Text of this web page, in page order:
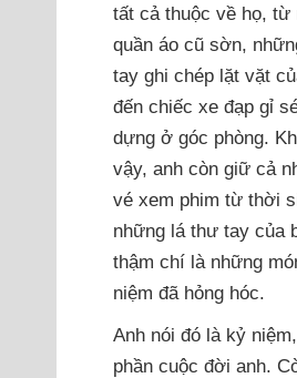
tất cả thuộc về họ, từ
quần áo cũ sờn,
tay ghi chép lặt vặt
đến chiếc xe đạp gỉ
dựng ở góc phòng.
vậy, anh còn giữ cả
vé xem phim từ thời
những lá thư tay của
thậm chí là những
niệm đã hỏng hóc.
Anh nói đó là kỷ
phần cuộc đời anh.